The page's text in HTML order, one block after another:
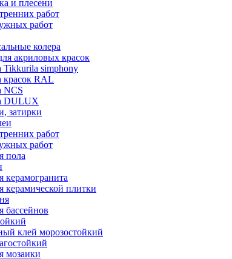
и плесени
работ
работ
колера
акриловых красок
Tikkurila simphony
красок RAL
NCS
DULUX
затирки
работ
работ
пола
керамогранита
керамической плитки
бассейнов
клей морозостойкий
мозаики